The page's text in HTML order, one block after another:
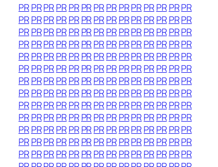
PRPRPRPRPR PRPRPRPRPRPRPR PRPR
PRPRPRPRPR PRPRPRPRPRPRPR PRPR
PRPRPRPRPR PRPRPRPRPRPRPR PRPR
PRPRPRPRPR PRPRPRPRPRPRPR PRPR
PRPRPRPRPR PRPRPRPRPRPRPR PRPR
PRPRPRPRPR PRPRPRPRPRPRPR PRPR
PRPRPRPRPR PRPRPRPRPRPRPR PRPR
PRPRPRPRPR PRPRPRPRPRPRPR PRPR
PRPRPRPRPR PRPRPRPRPRPRPR PRPR
PRPRPRPRPR PRPRPRPRPRPRPR PRPR
PRPRPRPRPR PRPRPRPRPRPRPR PRPR
PRPRPRPRPR PRPRPRPRPRPRPR PRPR
PRPRPRPRPR PRPRPRPRPRPRPR PRPR